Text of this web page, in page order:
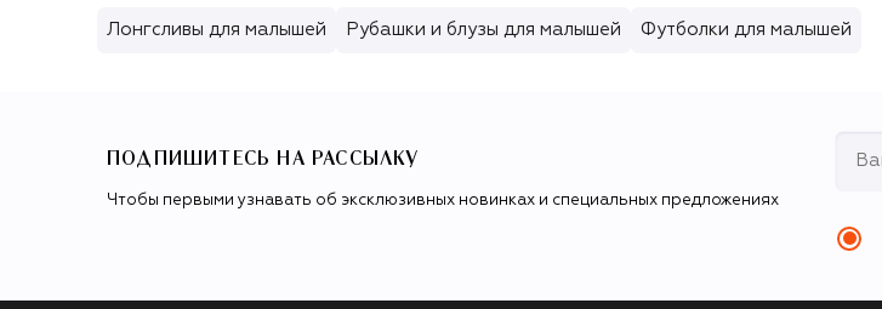
Лонгсливы для малышей Рубашки и блузы для малышей Футболки для малышей
ПОДПИШИТЕСЬ НА РАССЫЛКУ
Чтобы первыми узнавать об эксклюзивных новинках и специальных предложениях